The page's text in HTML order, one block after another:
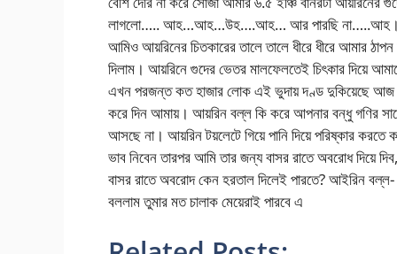
লাগলো….. আহ…আহ…উহ….আহ… আর পারছি না…..আহ।
আমিও আয়রিনের চিতকারের তালে তালে ধীরে ধীরে আমার
দিলাম। আয়রিনে গুদের ভেতর মালফেলতেই চিৎকার দিয়ে
এখন পরজন্ত কত হাজার লোক এই ভুদায় দণ্ড দুকিয়েছে আজ
করে দিন আমায়। আয়রিন বল্ল কি করে আপনার বন্ধু গণির
আসছে না। আয়রিন টয়লেটে গিয়ে পানি দিয়ে পরিষ্কার
ভাব নিবেন তারপর আমি তার জন্য বাসর রাতে অবরোধ দিয়ে
বাসর রাতে অবরোদ কেন হরতাল দিলেই পারতে? আইরিন
বললাম তুমার মত চালাক মেয়েরাই পারবে এ